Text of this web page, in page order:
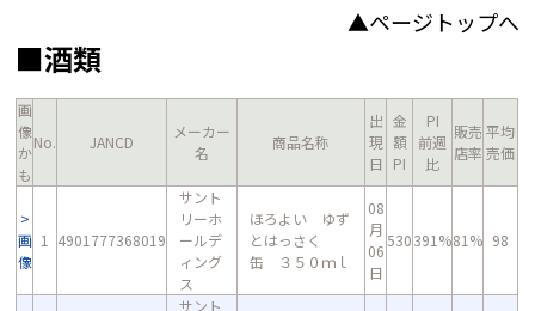
▲ページトップへ
■酒類
画
像
か
も
No. JANCD
メーカー
名
商品名称
出
現
日
金
額
PI
PI
前週
比
販売
店率
平均
売価
画
像
1 4901777368019
サント
リーホ
ールデ
ィング
ス
ほろよい ゆず
とはっさく
缶 ３５０ｍｌ
08
月
06
日
530391%81% 98
サント